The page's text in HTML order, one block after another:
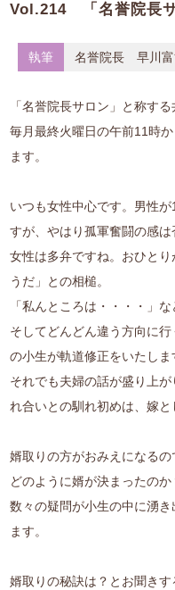
Vol.214 「名誉院長
執筆 名誉院長 早川
「名誉院長サロン」と称す
毎月最終火曜日の午前11時
ます。
いつも女性中心です。男性
すが、やはり孤軍奮闘の感は
女性は多弁ですね。おひと
うだ」との相槌。
「私んところは・・・・」
そしてどんどん違う方向に
の小生が軌道修正をいたしま
それでも夫婦の話が盛り上
れ合いとの馴れ初めは、嫁と
婿取りの方がおみえになる
どのように婿が決まったのか
数々の疑問が小生の中に湧
ます。
婿取りの秘訣は？とお聞きす